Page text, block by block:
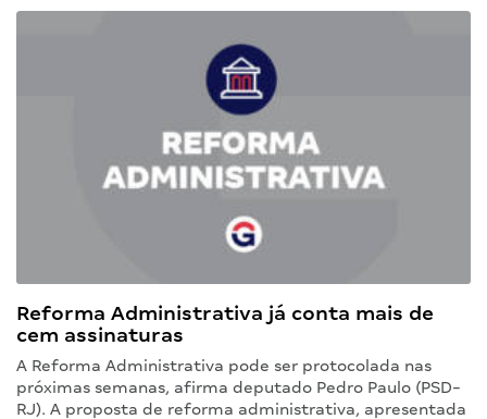
Reforma Administrativa já conta mais de
cem assinaturas
A Reforma Administrativa pode ser protocolada nas
próximas semanas, afirma deputado Pedro Paulo (PSD-
RJ). A proposta de reforma administrativa, apresentada